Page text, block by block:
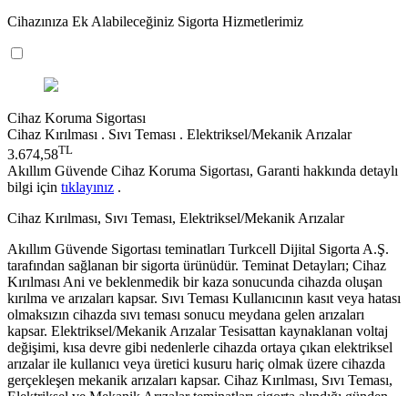
Cihazınıza Ek Alabileceğiniz Sigorta Hizmetlerimiz
Cihaz Koruma Sigortası
Cihaz Kırılması . Sıvı Teması . Elektriksel/Mekanik Arızalar
3.674,58TL
Akıllım Güvende Cihaz Koruma Sigortası, Garanti hakkında detaylı
bilgi için tıklayınız .
Cihaz Kırılması, Sıvı Teması, Elektriksel/Mekanik Arızalar
Akıllım Güvende Sigortası teminatları Turkcell Dijital Sigorta A.Ş.
tarafından sağlanan bir sigorta ürünüdür. Teminat Detayları; Cihaz
Kırılması Ani ve beklenmedik bir kaza sonucunda cihazda oluşan
kırılma ve arızaları kapsar. Sıvı Teması Kullanıcının kasıt veya hatası
olmaksızın cihazda sıvı teması sonucu meydana gelen arızaları
kapsar. Elektriksel/Mekanik Arızalar Tesisattan kaynaklanan voltaj
değişimi, kısa devre gibi nedenlerle cihazda ortaya çıkan elektriksel
arızalar ile kullanıcı veya üretici kusuru hariç olmak üzere cihazda
gerçekleşen mekanik arızaları kapsar. Cihaz Kırılması, Sıvı Teması,